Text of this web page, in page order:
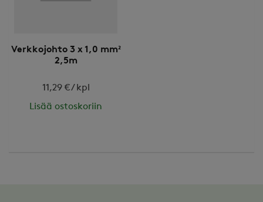
Verkkojohto 3 x 1,0 mm²
2,5m
11,29 € / kpl
Lisää ostoskoriin